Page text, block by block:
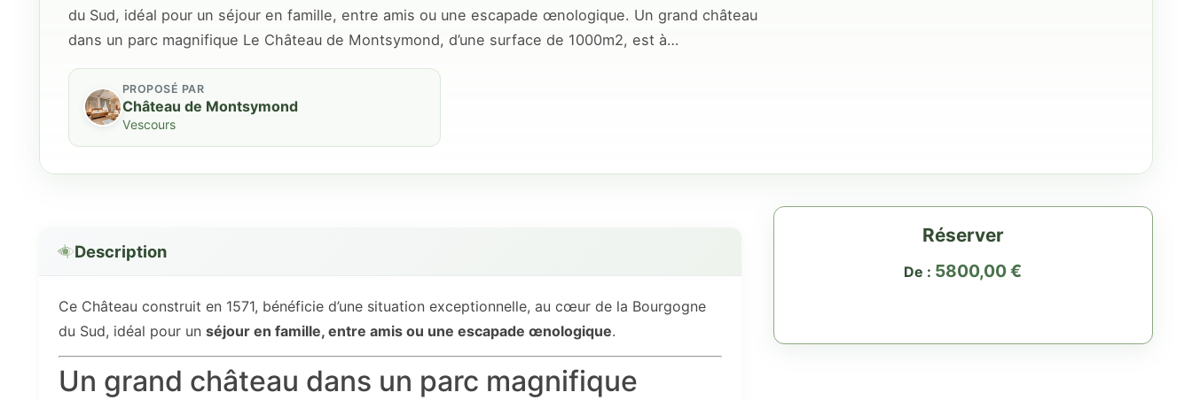
du Sud, idéal pour un séjour en famille, entre amis ou une escapade œnologique. Un grand château
dans un parc magnifique Le Château de Montsymond, d’une surface de 1000m2, est à…
PROPOSÉ PAR
Château de Montsymond
Vescours
Réserver
De : 5800,00€
Description
Ce Château construit en 1571, bénéficie d’une situation exceptionnelle, au cœur de la Bourgogne
du Sud, idéal pour un séjour en famille, entre amis ou une escapade œnologique.
Un grand château dans un parc magnifique